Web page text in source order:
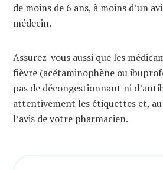
de moins de 6 ans, à moins d’un
médecin.
Assurez-vous aussi que les
fièvre (acétaminophène ou
pas de décongestionnant ni
attentivement les étiquettes et, au
l’avis de votre pharmacien.